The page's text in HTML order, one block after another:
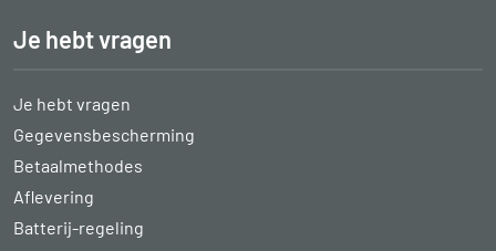
Je hebt vragen
Je hebt vragen
Gegevensbescherming
Betaalmethodes
Aflevering
Batterij-regeling